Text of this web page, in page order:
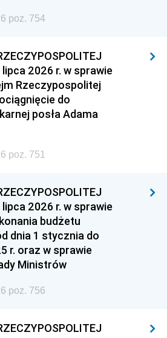
poz. 754
lipca 2026 r. w sprawie
Rzeczypospolitej
do
posła Adama
poz. 751
lipca 2026 r. w sprawie
budżetu
dnia 1 stycznia do
r. oraz w sprawie
Ministrów
poz. 756